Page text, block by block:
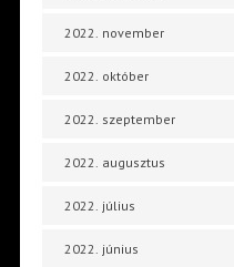
2022. november
2022. október
2022. szeptember
2022. augusztus
2022. július
2022. június